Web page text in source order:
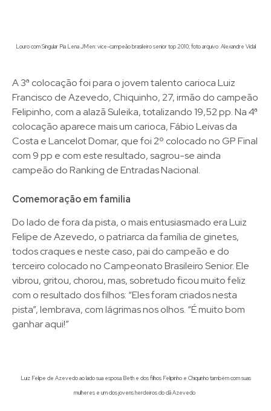
Louro com Singular Pia Lena JMen: vice-campeão brasileiro senior top 2010; foto arquivo: Alexandre Vidal
A 3ª colocação foi para o jovem talento carioca Luiz
Francisco de Azevedo, Chiquinho, 27, irmão do campeão
Felipinho, com a alazã Suleika, totalizando 19,52 pp. Na 4ª
colocação aparece mais um carioca, Fábio Leivas da
Costa e Lancelot Domar, que foi 2º colocado no GP Final
com 9 pp e com este resultado, sagrou-se ainda
campeão do Ranking de Entradas Nacional.
Comemoração em familia
Do lado de fora da pista, o mais entusiasmado era Luiz
Felipe de Azevedo, o patriarca da família de ginetes,
todos craques e neste caso, pai do campeão e do
terceiro colocado no Campeonato Brasileiro Senior. Ele
vibrou, gritou, chorou, mas, sobretudo ficou muito feliz
com o resultado dos filhos: “Eles foram criados nesta
pista”, lembrava, com lágrimas nos olhos. “É muito bom
ganhar aqui!”
Luiz Felipe de Azevedo ao lado sua esposa Beth e dos filhos Felipinho e Chiquinho também com suas
mulheres e um dos jovens herdeiros do clã Azevedo